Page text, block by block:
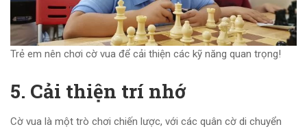
Trẻ em nên chơi cờ vua để cải thiện các kỹ năng quan trọng!
5. Cải thiện trí nhớ
Cờ vua là một trò chơi chiến lược, với các quân cờ di chuyển